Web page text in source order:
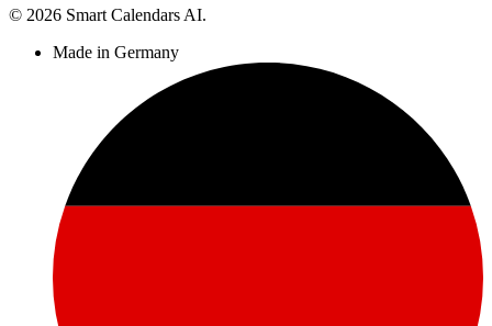
© 2026 Smart Calendars AI.
Made in Germany